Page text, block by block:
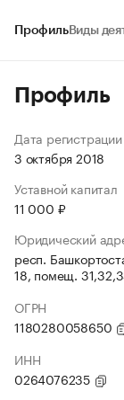
ПрофильВиды
Профиль
Дата регистрации
3 октября 2018
Уставной капитал
11 000 ₽
Юридический
респ.
18, помещ.
ОГРН
1180280058650
ИНН
0264076235